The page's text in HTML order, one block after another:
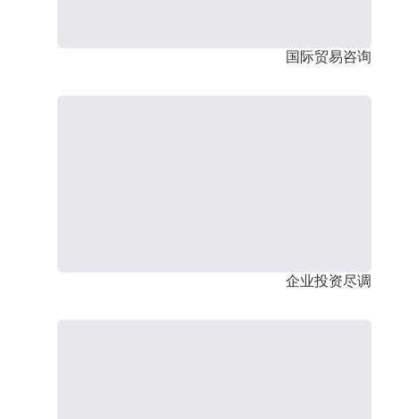
国际贸易咨询
企业投资尽调